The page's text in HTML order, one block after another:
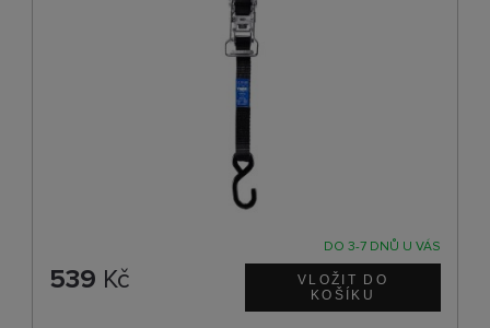
DO 3-7 DNŮ U VÁS
539 Kč